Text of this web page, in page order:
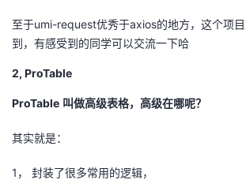
的
程
我
认
证
的
实
验
我
的
收
技
支
持
的
声
建
议
至于umi-request优秀于axios的地方，这个项
到，有感受到的同学可以交流一下哈
2, ProTable
ProTable 叫做高级表格，高级在哪呢？
其实就是：
1， 封装了很多常用的逻辑，